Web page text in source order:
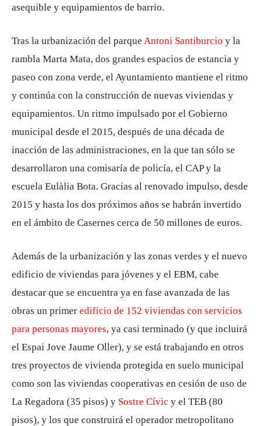
asequible y equipamientos de barrio.
Tras la urbanización del parque Antoni Santiburcio y la
rambla Marta Mata, dos grandes espacios de estancia y
paseo con zona verde, el Ayuntamiento mantiene el ritmo
y continúa con la construcción de nuevas viviendas y
equipamientos. Un ritmo impulsado por el Gobierno
municipal desde el 2015, después de una década de
inacción de las administraciones, en la que tan sólo se
desarrollaron una comisaría de policía, el CAP y la
escuela Eulàlia Bota. Gracias al renovado impulso, desde
2015 y hasta los dos próximos años se habrán invertido
en el ámbito de Casernes cerca de 50 millones de euros.
Además de la urbanización y las zonas verdes y el nuevo
edificio de viviendas para jóvenes y el EBM, cabe
destacar que se encuentra ya en fase avanzada de las
obras un primer edificio de 152 viviendas con servicios
para personas mayores, ya casi terminado (y que incluirá
el Espai Jove Jaume Oller), y se está trabajando en otros
tres proyectos de vivienda protegida en suelo municipal
como son las viviendas cooperativas en cesión de uso de
La Regadora (35 pisos) y Sostre Cívic y el TEB (80
pisos), y los que construirá el operador metropolitano